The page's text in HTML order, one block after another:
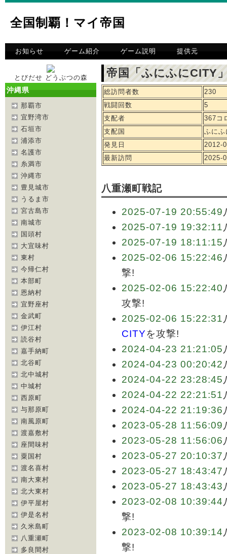
全国制覇！マイ帝国
お知らせ ゲーム紹介 ゲーム説明 提供元
とびだせ どうぶつの森
沖縄県
那覇市
宜野湾市
石垣市
浦添市
名護市
糸満市
沖縄市
豊見城市
うるま市
宮古島市
南城市
国頭村
大宜味村
東村
今帰仁村
本部町
恩納村
宜野座村
金武町
伊江村
読谷村
嘉手納町
北谷町
北中城村
中城村
西原町
与那原町
南風原町
渡嘉敷村
座間味村
粟国村
渡名喜村
南大東村
北大東村
伊平屋村
伊是名村
久米島町
八重瀬町
多良間村
帝国「ふにふにCITY
総訪問者数
230
戦闘回数
5
支配者
367コ
支配国
ふに
発見日
2012-
最新訪問
2025-
八重瀬町戦記
2025-07-19 20:55:49
2025-07-19 19:32:11
2025-07-19 18:11:15
2025-02-06 15:22:46
撃!
2025-02-06 15:22:40
攻撃!
2025-02-06 15:22:31
CITYを攻撃!
2024-04-23 21:21:05
2024-04-23 00:20:42
2024-04-22 23:28:45
2024-04-22 22:21:51
2024-04-22 21:19:36
2023-05-28 11:56:09
2023-05-28 11:56:06
2023-05-27 20:10:37
2023-05-27 18:43:47
2023-05-27 18:43:43
2023-02-08 10:39:44
撃!
2023-02-08 10:39:14
撃!